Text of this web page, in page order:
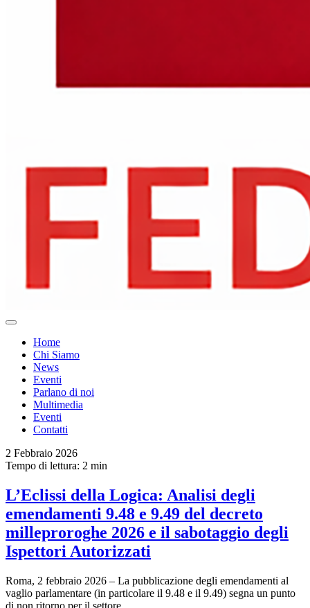
Home
Chi Siamo
News
Eventi
Parlano di noi
Multimedia
Eventi
Contatti
2 Febbraio 2026
Tempo di lettura: 2 min
L’Eclissi della Logica: Analisi degli
emendamenti 9.48 e 9.49 del decreto
milleproroghe 2026 e il sabotaggio degli
Ispettori Autorizzati
Roma, 2 febbraio 2026 – La pubblicazione degli emendamenti al
vaglio parlamentare (in particolare il 9.48 e il 9.49) segna un punto